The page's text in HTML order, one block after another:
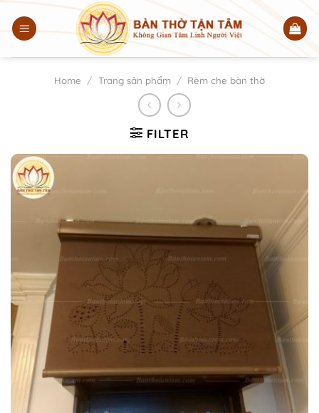
đến
Home / Trang sản phẩm / Rèm che bàn thờ
FILTER